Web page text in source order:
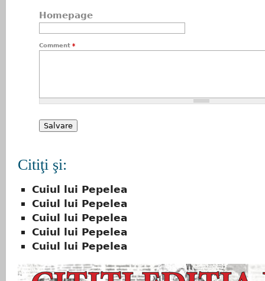
Homepage
Comment *
Citiţi şi:
Cuiul lui Pepelea
Cuiul lui Pepelea
Cuiul lui Pepelea
Cuiul lui Pepelea
Cuiul lui Pepelea